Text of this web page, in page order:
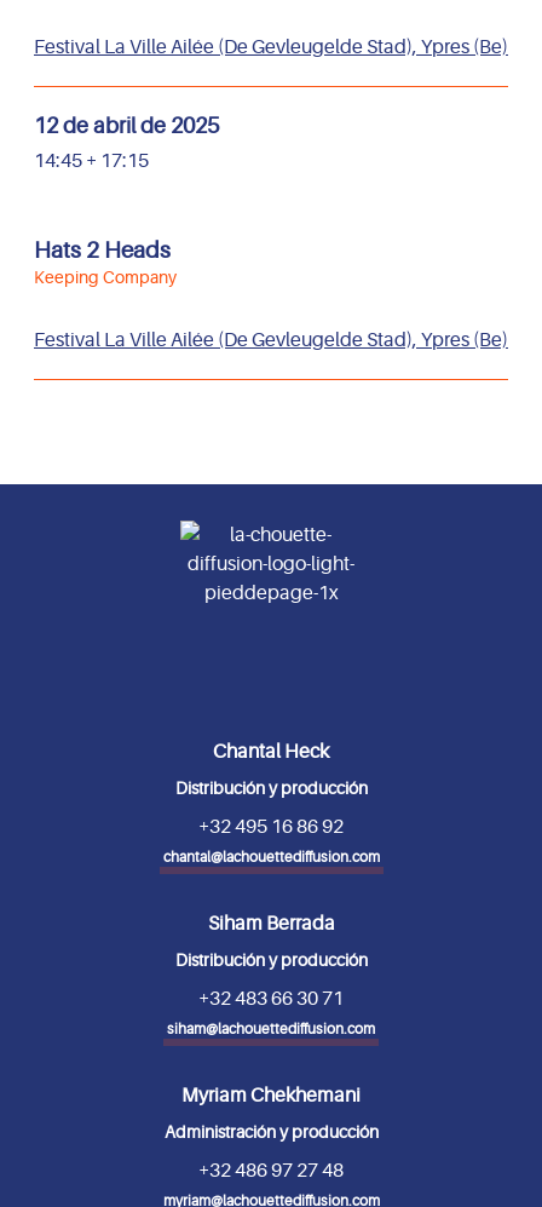
Festival La Ville Ailée (De Gevleugelde Stad), Ypres (Be)
12 de abril de 2025
14:45 + 17:15
Hats 2 Heads
Keeping Company
Festival La Ville Ailée (De Gevleugelde Stad), Ypres (Be)
Chantal Heck
Distribución y producción
+32 495 16 86 92
chantal@lachouettediffusion.com
Siham Berrada
Distribución y producción
+32 483 66 30 71
siham@lachouettediffusion.com
Myriam Chekhemani
Administración y producción
+32 486 97 27 48
myriam@lachouettediffusion.com